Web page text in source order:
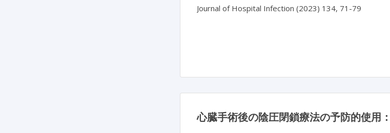
Journal of Hospital Infection (2023) 134, 71-79
心臓手術後の陰圧閉鎖療法の予防的使